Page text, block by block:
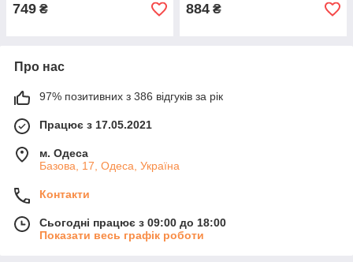
749 ₴ 884 ₴
Про нас
97% позитивних з 386 відгуків за рік
Працює з 17.05.2021
м. Одеса
Базова, 17, Одеса, Україна
Контакти
Сьогодні працює з 09:00 до 18:00
Показати весь графік роботи